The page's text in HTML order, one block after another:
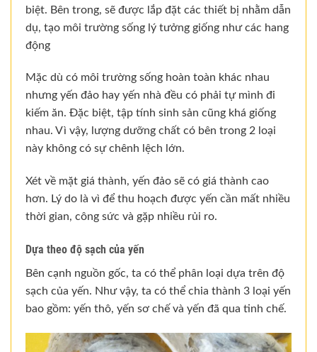
biệt. Bên trong, sẽ được lắp đặt các thiết bị nhằm dẫn
dụ, tạo môi trường sống lý tưởng giống như các hang
động
Mặc dù có môi trường sống hoàn toàn khác nhau
nhưng yến đảo hay yến nhà đều có phải tự mình đi
kiếm ăn. Đặc biệt, tập tính sinh sản cũng khá giống
nhau. Vì vậy, lượng dưỡng chất có bên trong 2 loại
này không có sự chênh lệch lớn.
Xét về mặt giá thành, yến đảo sẽ có giá thành cao
hơn. Lý do là vì để thu hoạch được yến cần mất nhiều
thời gian, công sức và gặp nhiều rủi ro.
Dựa theo độ sạch của yến
Bên cạnh nguồn gốc, ta có thể phân loại dựa trên độ
sạch của yến. Như vậy, ta có thể chia thành 3 loại yến
bao gồm: yến thô, yến sơ chế và yến đã qua tinh chế.